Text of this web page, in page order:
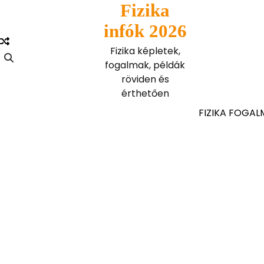
content
Fizika
infók 2026
Fizika képletek,
fogalmak, példák
röviden és
érthetően
FIZIKA